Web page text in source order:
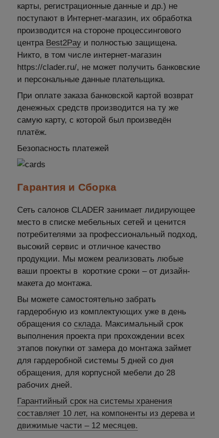
карты, регистрационные данные и др.) не
поступают в Интернет-магазин, их обработка
производится на стороне процессингового
центра Best2Pay и полностью защищена.
Никто, в том числе интернет-магазин
https://clader.ru/, не может получить банковские
и персональные данные плательщика.
При оплате заказа банковской картой возврат
денежных средств производится на ту же
самую карту, с которой был произведён
платёж.
Безопасность платежей
Гарантия и Сборка
Сеть салонов CLADER занимает лидирующее
место в списке мебельных сетей и ценится
потребителями за профессиональный подход,
высокий сервис и отличное качество
продукции. Мы можем реализовать любые
ваши проекты в короткие сроки – от дизайн-
макета до монтажа.
Вы можете самостоятельно забрать
гардеробную из комплектующих уже в день
обращения со склада. Максимальный срок
выполнения проекта при прохождении всех
этапов покупки от замера до монтажа займет
для гардеробной системы 5 дней со дня
обращения, для корпусной мебели до 28
рабочих дней.
Гарантийный срок на системы хранения
составляет 10 лет, на компоненты из дерева и
движимые части – 12 месяцев.